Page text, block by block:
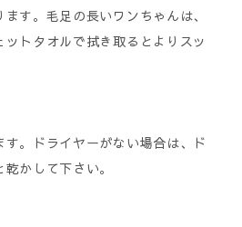
す。毛足の長いワンちゃんは、
ットタオルで拭き取るとよりスッ
す。ドライヤーがない場合は、ド
かして下さい。